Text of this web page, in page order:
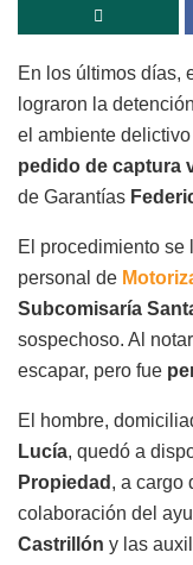
En los últimos días,
lograron la
el ambiente
pedido de captura
de Garantías
El procedimiento se
personal de
Subcomisaría
sospechoso. Al
escapar, pero fue
El hombre,
Lucía, quedó a
Propiedad , a cargo
colaboración del
Castrillón y las